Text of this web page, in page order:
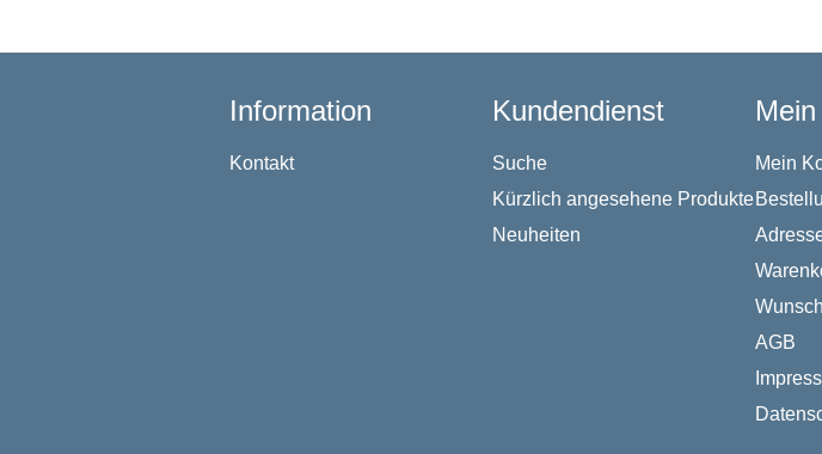
Information
Kontakt
Kundendienst
Suche
Kürzlich angesehene Produkte
Neuheiten
Mein
AGB